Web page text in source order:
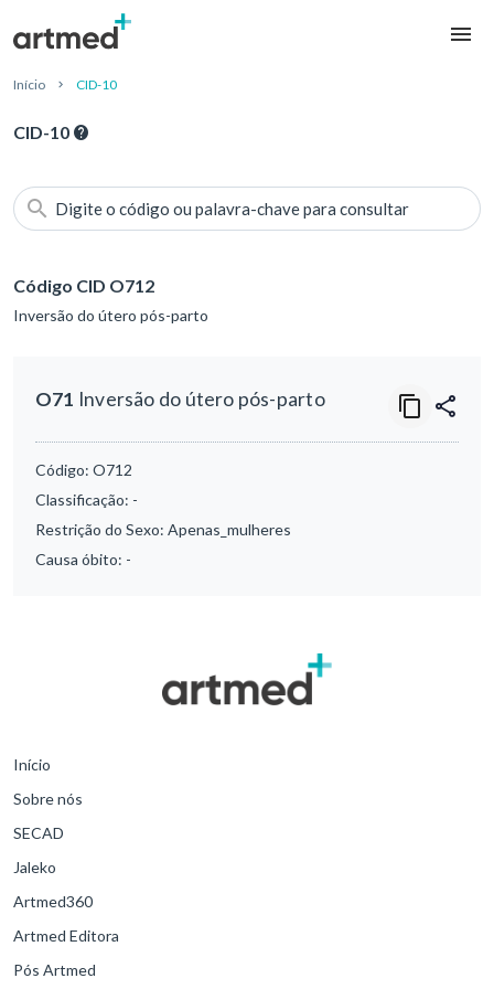
Início CID-10
CID-10
Digite o código ou palavra-chave para consultar
Código CID O712
Inversão do útero pós-parto
O71 Inversão do útero pós-parto
Código: O712
Classificação: -
Restrição do Sexo: Apenas_mulheres
Causa óbito: -
Início
Sobre nós
SECAD
Jaleko
Artmed360
Artmed Editora
Pós Artmed